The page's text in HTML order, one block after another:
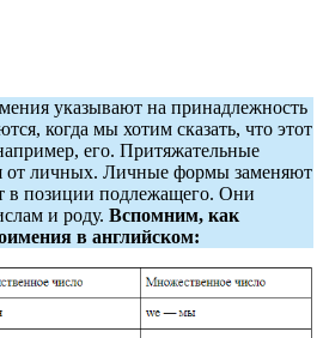
указывают на принадлежность
когда мы хотим сказать, что этот
его. Притяжательные
от личных. Личные формы заменяют
в позиции подлежащего. Они
и роду. Вспомним, как
в английском: